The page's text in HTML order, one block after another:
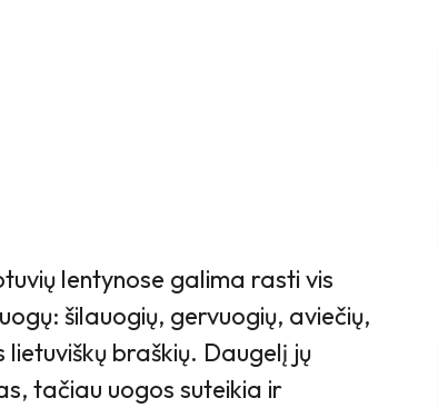
lentynose galima rasti vis
šilauogių, gervuogių, aviečių,
braškių. Daugelį jų
tačiau uogos suteikia ir